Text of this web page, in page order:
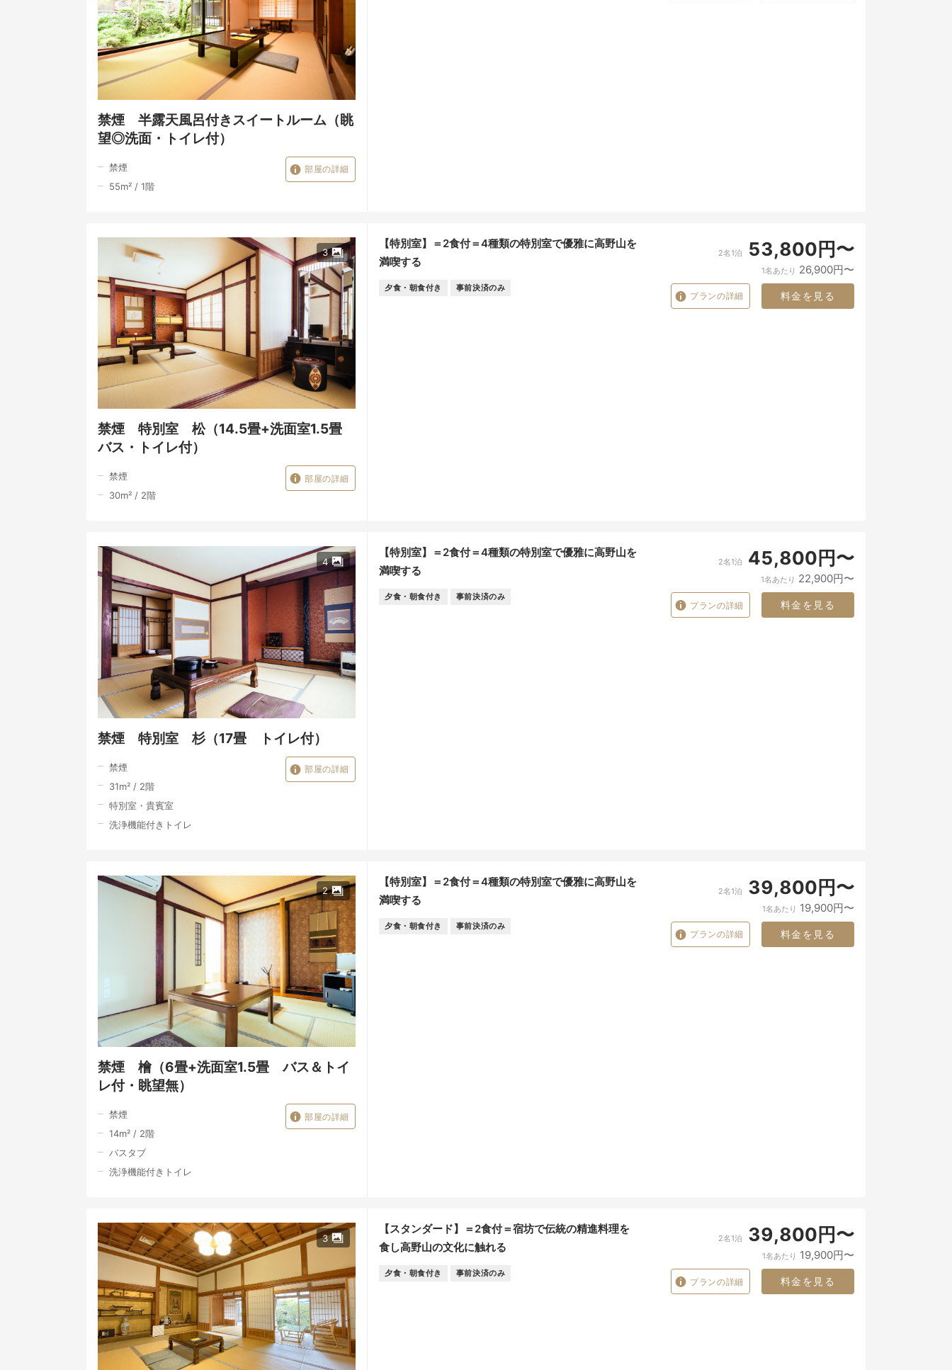
禁煙 半露天風呂付きスイートルーム（眺
望◎洗面・トイレ付）
禁煙
55m² / 1階
部屋の詳細
3
禁煙 特別室 松（14.5畳+洗面室1.5畳
バス・トイレ付）
禁煙
30m² / 2階
部屋の詳細
【特別室】＝2食付＝4種類の特別室で優雅に高野山を
満喫する
夕食・朝食付き 事前決済のみ
2名1泊 53,800円〜
1名あたり 26,900円〜
プランの詳細 料金を見る
4
禁煙 特別室 杉（17畳 トイレ付）
禁煙
31m² / 2階
特別室・貴賓室
洗浄機能付きトイレ
部屋の詳細
【特別室】＝2食付＝4種類の特別室で優雅に高野山を
満喫する
夕食・朝食付き 事前決済のみ
2名1泊 45,800円〜
1名あたり 22,900円〜
プランの詳細 料金を見る
2
禁煙 檜（6畳+洗面室1.5畳 バス＆トイ
レ付・眺望無）
禁煙
14m² / 2階
バスタブ
洗浄機能付きトイレ
部屋の詳細
【特別室】＝2食付＝4種類の特別室で優雅に高野山を
満喫する
夕食・朝食付き 事前決済のみ
2名1泊 39,800円〜
1名あたり 19,900円〜
プランの詳細 料金を見る
3
【スタンダード】＝2食付＝宿坊で伝統の精進料理を
食し高野山の文化に触れる
夕食・朝食付き 事前決済のみ
2名1泊 39,800円〜
1名あたり 19,900円〜
プランの詳細 料金を見る